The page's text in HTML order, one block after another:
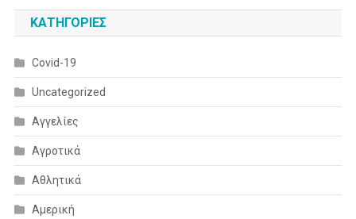
KΑΤΗΓΟΡΊΕΣ
Covid-19
Uncategorized
Αγγελίες
Αγροτικά
Αθλητικά
Αμερική